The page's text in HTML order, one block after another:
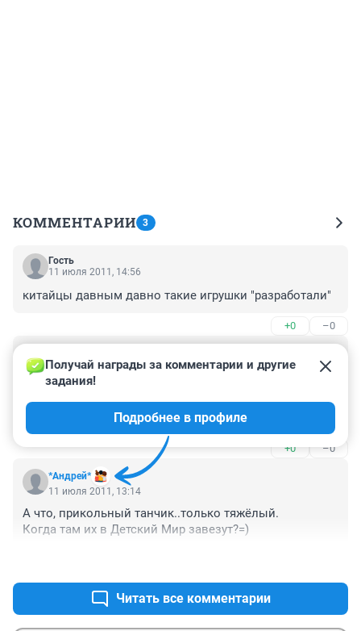
КОММЕНТАРИИ 3
Гость
11 июля 2011, 14:56
китайцы давным давно такие игрушки "разработали"
+0 –0
11 июля 2011, 13:39
Дороговато будет использовать один раз для
разминирования....
я думаю что эта игрушка будет лёгкой мишенью для
противника...
+0 –0
*Андрей*
Получай награды за комментарии и другие
задания!
Подробнее в профиле
11 июля 2011, 13:14
А что, прикольный танчик..только тяжёлый.
Когда там их в Детский Мир завезут?=)
Читать все комментарии